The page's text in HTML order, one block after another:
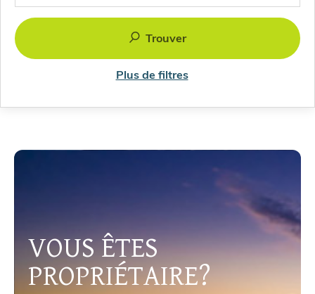
Plus de filtres
Trouver
VOUS ÊTES
PROPRIÉTAIRE?